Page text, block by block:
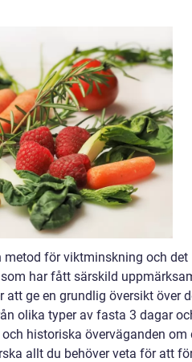
för viktminskning och det
har fått särskild
att ge en grundlig översikt över
olika typer av fasta 3 dagar
historiska överväganden om
allt du behöver veta för att